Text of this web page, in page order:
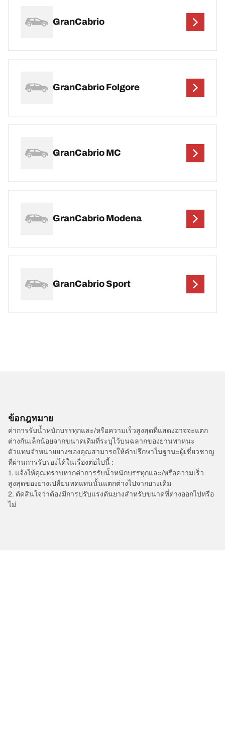
GranCabrio
GranCabrio Folgore
GranCabrio MC
GranCabrio Modena
GranCabrio Sport
ข้อกฎหมาย
ค่าการรับน้ำหนักบรรทุกและ/หรือความเร็วสูงสุดที่แสดงอาจจะแตก
ต่างกันเล็กน้อยจากขนาดเดิมที่ระบุไว้บนฉลากของยานพาหนะ
ตัวแทนจำหน่ายยางของคุณสามารถให้คำปรึกษาในฐานะผู้เชี่ยวชาญ
ที่ผ่านการรับรองได้ในเรื่องต่อไปนี้ :
1. แจ้งให้คุณทราบหากค่าการรับน้ำหนักบรรทุกและ/หรือความเร็ว
สูงสุดของยางเปลี่ยนทดแทนนั้นแตกต่างไปจากยางเดิม
2. ตัดสินใจว่าต้องมีการปรับแรงดันยางสำหรับขนาดที่ต่างออกไปหรือ
ไม่